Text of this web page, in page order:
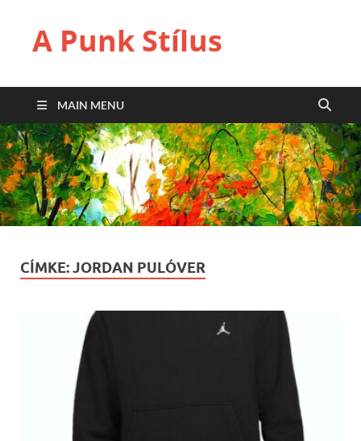
A Punk Stílus
MAIN MENU
CÍMKE:JORDAN PULÓVER